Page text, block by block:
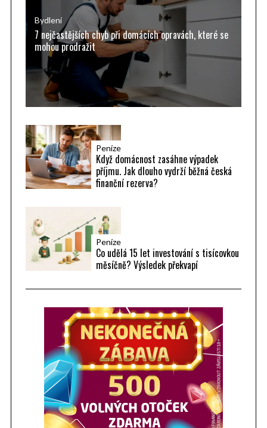
Bydlení
7 nejčastějších chyb při domácích opravách, které se
mohou prodražit
Peníze
Když domácnost zasáhne výpadek
příjmu. Jak dlouho vydrží běžná česká
finanční rezerva?
Peníze
Co udělá 15 let investování s tisícovkou
měsíčně? Výsledek překvapí